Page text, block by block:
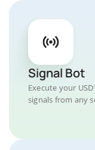
Signal Bot
Execute your
signals from any